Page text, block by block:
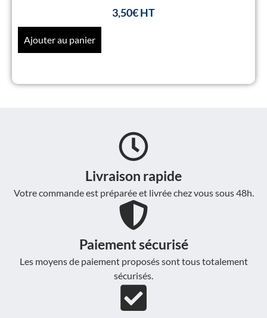
3,50€
Ajouter au panier
Livraison rapide
Votre commande est préparée et livrée chez vous sous 48h.
Paiement sécurisé
Les moyens de paiement proposés sont tous totalement
sécurisés.